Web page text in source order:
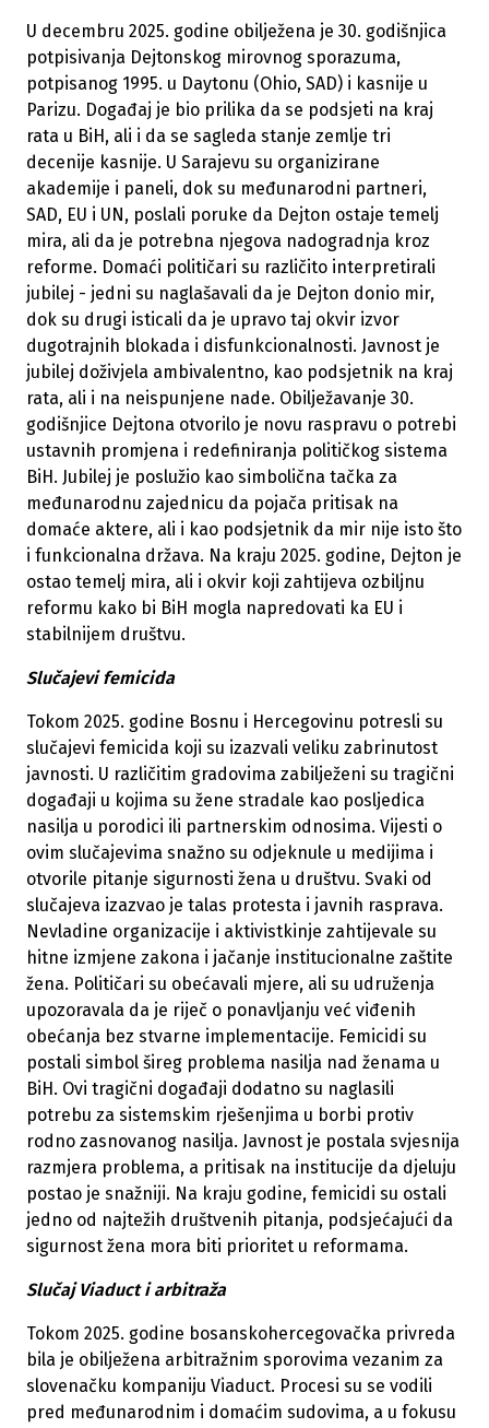
U decembru 2025. godine obilježena je 30. godišnjica
potpisivanja Dejtonskog mirovnog sporazuma,
potpisanog 1995. u Daytonu (Ohio, SAD) i kasnije u
Parizu. Događaj je bio prilika da se podsjeti na kraj
rata u BiH, ali i da se sagleda stanje zemlje tri
decenije kasnije. U Sarajevu su organizirane
akademije i paneli, dok su međunarodni partneri,
SAD, EU i UN, poslali poruke da Dejton ostaje temelj
mira, ali da je potrebna njegova nadogradnja kroz
reforme. Domaći političari su različito interpretirali
jubilej - jedni su naglašavali da je Dejton donio mir,
dok su drugi isticali da je upravo taj okvir izvor
dugotrajnih blokada i disfunkcionalnosti. Javnost je
jubilej doživjela ambivalentno, kao podsjetnik na kraj
rata, ali i na neispunjene nade. Obilježavanje 30.
godišnjice Dejtona otvorilo je novu raspravu o potrebi
ustavnih promjena i redefiniranja političkog sistema
BiH. Jubilej je poslužio kao simbolična tačka za
međunarodnu zajednicu da pojača pritisak na
domaće aktere, ali i kao podsjetnik da mir nije isto što
i funkcionalna država. Na kraju 2025. godine, Dejton je
ostao temelj mira, ali i okvir koji zahtijeva ozbiljnu
reformu kako bi BiH mogla napredovati ka EU i
stabilnijem društvu.
Slučajevi femicida
Tokom 2025. godine Bosnu i Hercegovinu potresli su
slučajevi femicida koji su izazvali veliku zabrinutost
javnosti. U različitim gradovima zabilježeni su tragični
događaji u kojima su žene stradale kao posljedica
nasilja u porodici ili partnerskim odnosima. Vijesti o
ovim slučajevima snažno su odjeknule u medijima i
otvorile pitanje sigurnosti žena u društvu. Svaki od
slučajeva izazvao je talas protesta i javnih rasprava.
Nevladine organizacije i aktivistkinje zahtijevale su
hitne izmjene zakona i jačanje institucionalne zaštite
žena. Političari su obećavali mjere, ali su udruženja
upozoravala da je riječ o ponavljanju već viđenih
obećanja bez stvarne implementacije. Femicidi su
postali simbol šireg problema nasilja nad ženama u
BiH. Ovi tragični događaji dodatno su naglasili
potrebu za sistemskim rješenjima u borbi protiv
rodno zasnovanog nasilja. Javnost je postala svjesnija
razmjera problema, a pritisak na institucije da djeluju
postao je snažniji. Na kraju godine, femicidi su ostali
jedno od najtežih društvenih pitanja, podsjećajući da
sigurnost žena mora biti prioritet u reformama.
Slučaj Viaduct i arbitraža
Tokom 2025. godine bosanskohercegovačka privreda
bila je obilježena arbitražnim sporovima vezanim za
slovenačku kompaniju Viaduct. Procesi su se vodili
pred međunarodnim i domaćim sudovima, a u fokusu